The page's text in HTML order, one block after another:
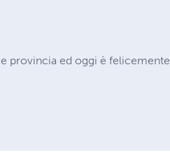
provincia ed oggi è felicemente